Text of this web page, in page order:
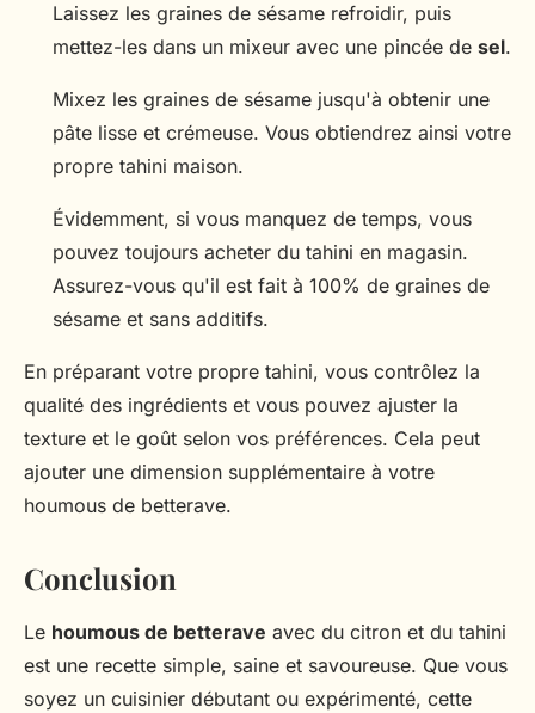
Laissez les graines de sésame refroidir, puis
mettez-les dans un mixeur avec une pincée de sel.
Mixez les graines de sésame jusqu'à obtenir une
pâte lisse et crémeuse. Vous obtiendrez ainsi votre
propre tahini maison.
Évidemment, si vous manquez de temps, vous
pouvez toujours acheter du tahini en magasin.
Assurez-vous qu'il est fait à 100% de graines de
sésame et sans additifs.
En préparant votre propre tahini, vous contrôlez la
qualité des ingrédients et vous pouvez ajuster la
texture et le goût selon vos préférences. Cela peut
ajouter une dimension supplémentaire à votre
houmous de betterave.
Conclusion
Le houmous de betterave avec du citron et du tahini
est une recette simple, saine et savoureuse. Que vous
soyez un cuisinier débutant ou expérimenté, cette